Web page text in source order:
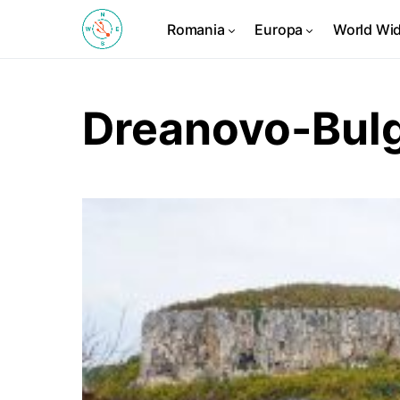
Romania Europa World
Dreanovo-